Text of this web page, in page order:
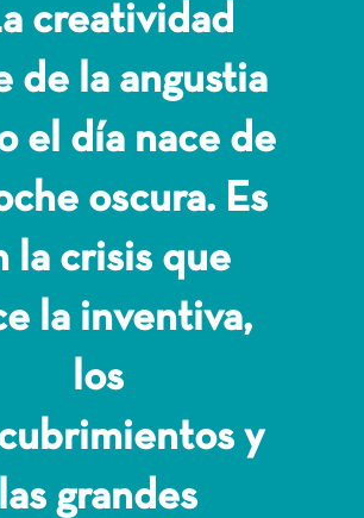
creatividad
de la angustia
el día nace de
oscura. Es
la crisis que
la inventiva,
los
y
las grandes